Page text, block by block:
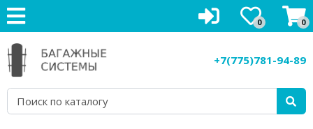
0 0
+7(775)781-94-89
Багажники на крышу
Рейлинги на крышу
Боксы на крышу